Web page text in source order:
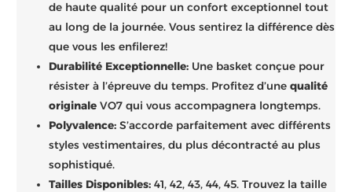
de haute qualité pour un confort exceptionnel tout
au long de la journée. Vous sentirez la différence dès
que vous les enfilerez!
Durabilité Exceptionnelle: Une basket conçue pour
résister à l’épreuve du temps. Profitez d’unequalité
originale VO7 qui vous accompagnera longtemps.
Polyvalence: S’accorde parfaitement avec différents
styles vestimentaires, du plus décontracté au plus
sophistiqué.
Tailles Disponibles: 41, 42, 43, 44, 45. Trouvez la taille